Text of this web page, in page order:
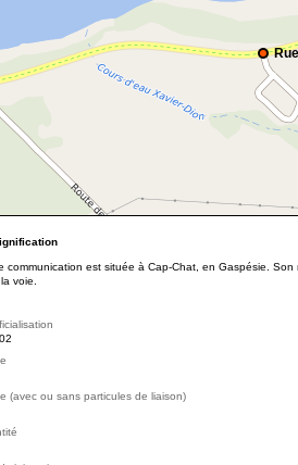
communication est située à Cap-Chat, en Gaspésie.
voie.
(avec ou sans particules de liaison)